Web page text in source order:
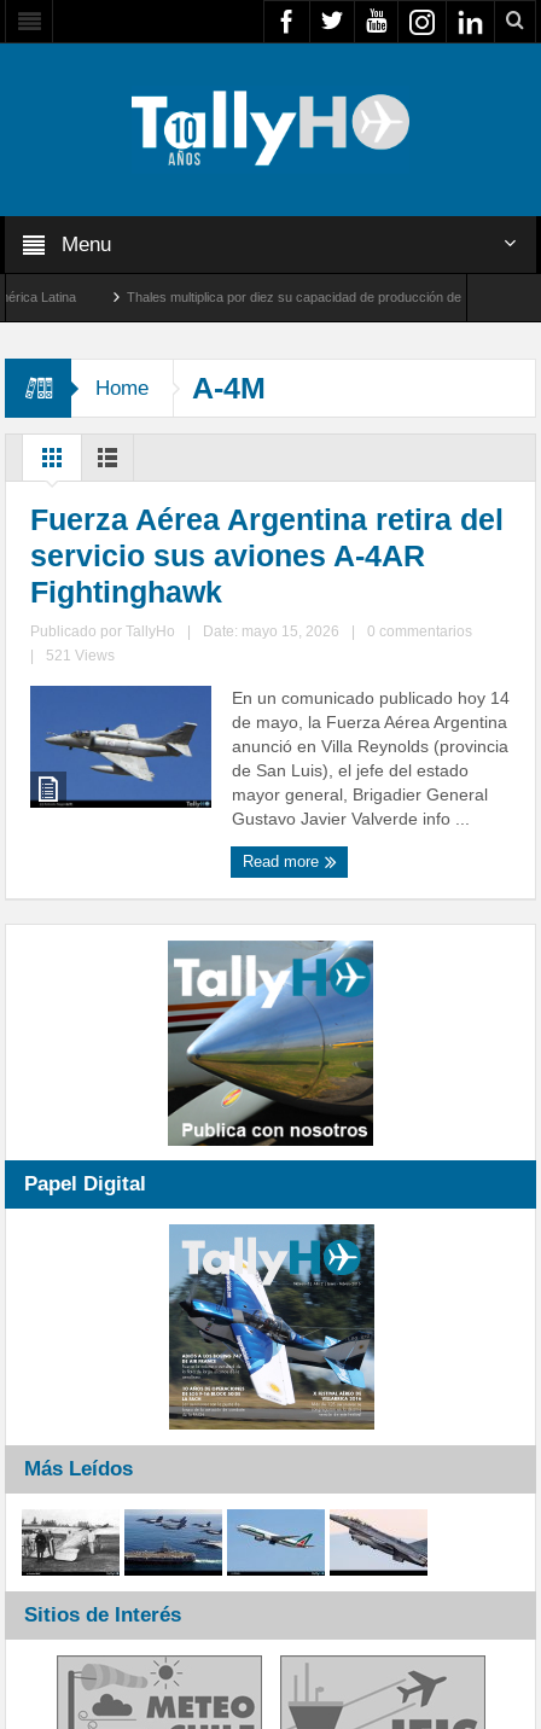
Menu
Latina Thales multiplica por diez su capacidad de producción de radares en Brasil
Home A-4M
Fuerza Aérea Argentina retira del
servicio sus aviones A-4AR
Fightinghawk
Publicado porTallyHo Date: mayo 15, 2026
0 commentarios
521 Views
En un comunicado publicado hoy 14
de mayo, la Fuerza Aérea Argentina
anunció en Villa Reynolds (provincia
de San Luis), el jefe del estado
mayor general, Brigadier General
Gustavo Javier Valverde info ...
Read more
Papel Digital
Más Leídos
Sitios de Interés